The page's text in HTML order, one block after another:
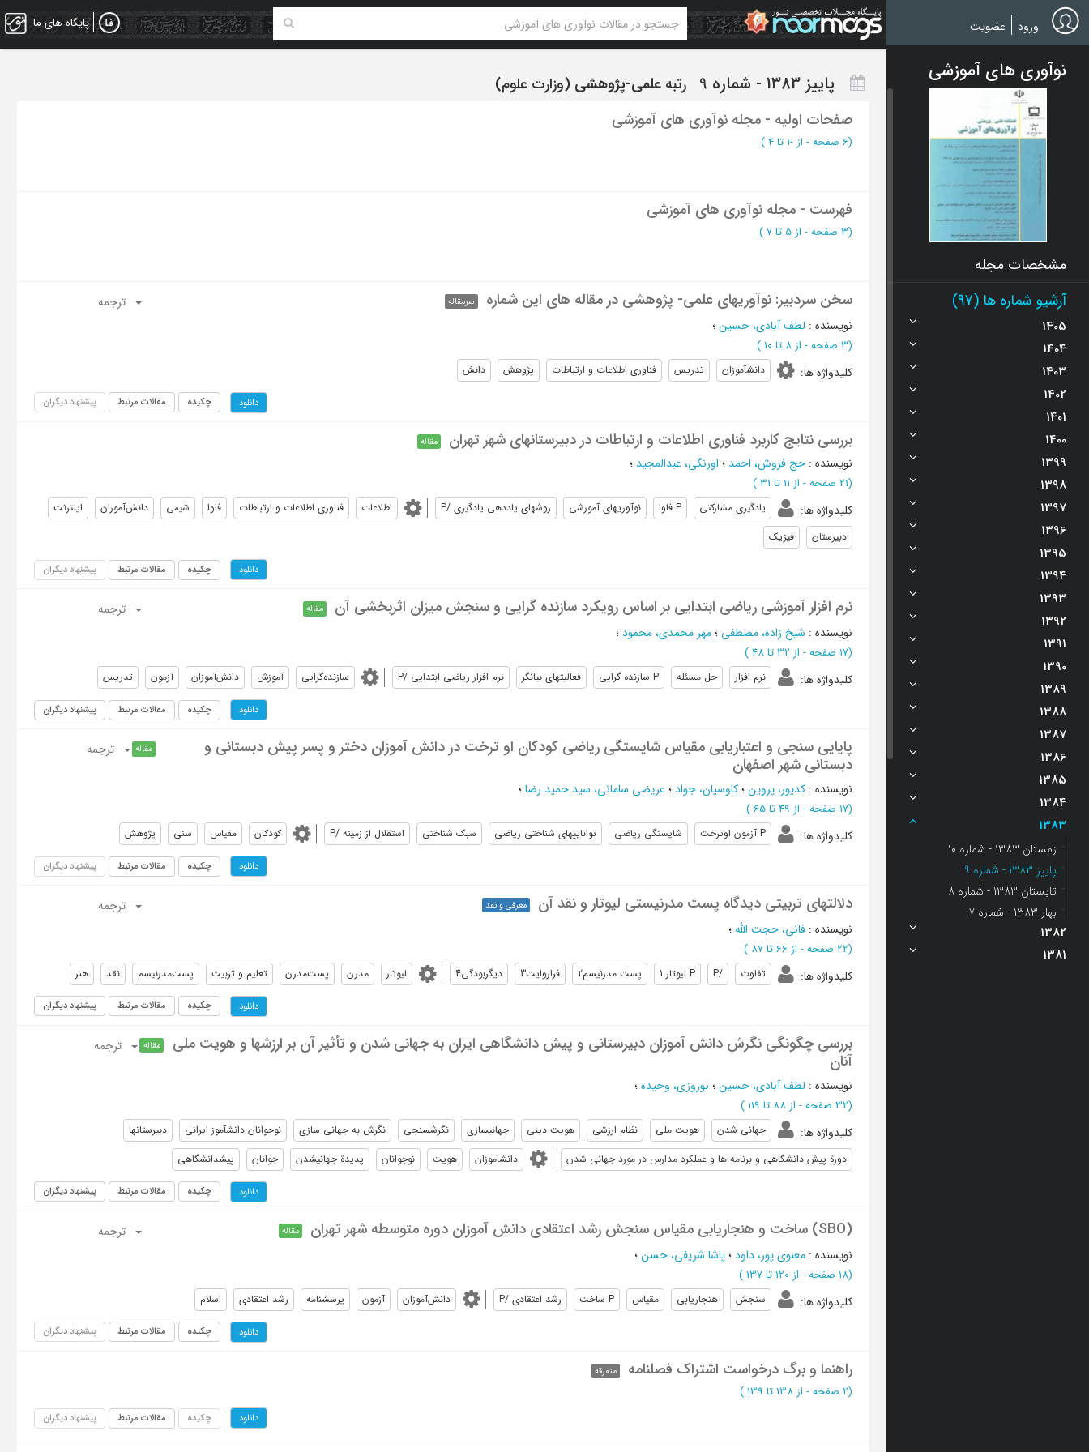
Skip
to
main
پایگاه های ما ورود عضویت
نوآوری های آموزشی
مشخصات مجله
آرشیو شماره ها (97)
1405
1404
1403
1402
1401
1400
1399
1398
1397
1396
1395
1394
1393
1392
1391
1390
1389
1388
1387
1386
1385
1384
1383
زمستان 1383 - شماره 10
پاييز 1383 - شماره 9
تابستان 1383 - شماره 8
بهار 1383 - شماره 7
1382
1381
پاييز 1383 - شماره 9 رتبه علمی-پژوهشی (وزارت علوم)
صفحات اولیه - مجله نوآوری های آموزشی
(‎6 صفحه - از -1 تا 4 )
فهرست - مجله نوآوری های آموزشی
(‎3 صفحه - از 5 تا 7 )
سخن سردبیر: نوآوریهای علمی- پژوهشی در مقاله های این شماره سرمقاله
ترجمه
نویسنده : لطف آبادی، حسین؛
(‎3 صفحه - از 8 تا 10 )
کلیدواژه ها: دانش­آموزان تدریس فناوری اطلاعات و ارتباطات پژوهش دانش
دانلود چکیده مقالات مرتبط پیشنهاد دیگران
بررسی نتایج کاربرد فناوری اطلاعات و ارتباطات در دبیرستانهای شهر تهران مقاله
نویسنده : حج فروش، احمد ؛ اورنگی، عبدالمجید ؛
(‎21 صفحه - از 11 تا 31 )
کلیدواژه ها: يادگيري مشاركتي P فاوا نوآوريهاي آموزشي روشهاي ياددهي يادگيري /P اطلاعات فناوری اطلاعات و ارتباطات فاوا شیمی دانش‌آموزان
اینترنت
دبیرستان
فیزیک
دانلود چکیده مقالات مرتبط پیشنهاد دیگران
نرم افزار آموزشی ریاضی ابتدایی بر اساس رویکرد سازنده گرایی و سنجش میزان اثربخشی آن مقاله
ترجمه
نویسنده : شیخ زاده، مصطفی ؛مهر محمدی، محمود؛
(‎17 صفحه - از 32 تا 48 )
کلیدواژه ها: نرم افزار حل مسئله P سازنده گرايي فعاليتهاي بيانگر نرم افزار رياضي ابتدايي /P سازنده‌گرایی آموزش دانش‌آموزان آزمون تدریس
دانلود چکیده مقالات مرتبط پیشنهاد دیگران
پایایی سنجی و اعتباریابی مقیاس شایستگی ریاضی کودکان او ترخت در دانش آموزان دختر و پسر پیش دبستانی و
دبستانی شهر اصفهان
مقاله ترجمه
نویسنده : کدیور، پروین؛کاوسیان، جواد؛ عریضی سامانی، سید حمید رضا؛
(‎17 صفحه - از 49 تا 65 )
کلیدواژه ها: P آزمون اوترخت شايستگي رياضي تواناييهاي شناختي رياضي سبك شناختي استقلال از زمينه /P کودکان مقیاس سنی پژوهش
دانلود چکیده مقالات مرتبط پیشنهاد دیگران
دلالتهای تربیتی دیدگاه پست مدرنیستی لیوتار و نقد آن معرفی و نقد
ترجمه
نویسنده : فانی، حجت الله ؛
(‎22 صفحه - از 66 تا 87 )
کلیدواژه ها: تفاوت /P P ليوتار 1 پست مدرنيسم2 فراروايت3 ديگربودگي4 لیوتار مدرن پست‌مدرن تعلیم و تربیت پست‌مدرنیسم نقد هنر
دانلود چکیده مقالات مرتبط پیشنهاد دیگران
بررسی چگونگی نگرش دانش آموزان دبیرستانی و پیش دانشگاهی ایران به جهانی شدن و تأثیر آن بر ارزشها و هویت ملی
آنان
مقاله ترجمه
نویسنده : لطف آبادی، حسین؛ نوروزی، وحیده؛
(‎32 صفحه - از 88 تا 119 )
کلیدواژه ها: جهانی شدن ﻫﻮﻳﺖ ﻣﻠﻲ نظام ارزشي هويت ديني جهاني­سازي نگرش­سنجي نگرش به جهاني سازي نوجوانان دانش­آموز ايراني
دبيرستانها
دورة پیش دانشگاهی و برنامه ها و عملکرد مدارس در مورد جهانی شدن
دانش­آموزان هویت نوجوانان پدیدة جهانی­شدن جوانان پیش­دانشگاهی
دانلود چکیده مقالات مرتبط پیشنهاد دیگران
(SBO) ساخت و هنجاریابی مقیاس سنجش رشد اعتقادی دانش آموزان دوره متوسطه شهر تهران مقاله
ترجمه
نویسنده : معنوی پور، داود؛پاشا شریفی، حسن؛
(‎18 صفحه - از 120 تا 137 )
کلیدواژه ها: سنجش هنجاريابي مقياس P ساخت رشد اعتقادي /P دانش‌آموزان آزمون پرسشنامه رشد اعتقادی اسلام
دانلود چکیده مقالات مرتبط پیشنهاد دیگران
راهنما و برگ درخواست اشتراک فصلنامه متفرقه
(‎2 صفحه - از 138 تا 139 )
دانلود چکیده مقالات مرتبط پیشنهاد دیگران